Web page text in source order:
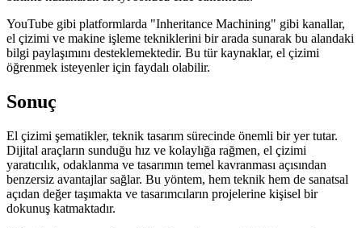
YouTube gibi platformlarda "Inheritance Machining" gibi kanallar,
el çizimi ve makine işleme tekniklerini bir arada sunarak bu alandaki
bilgi paylaşımını desteklemektedir. Bu tür kaynaklar, el çizimi
öğrenmek isteyenler için faydalı olabilir.
Sonuç
El çizimi şematikler, teknik tasarım sürecinde önemli bir yer tutar.
Dijital araçların sunduğu hız ve kolaylığa rağmen, el çizimi
yaratıcılık, odaklanma ve tasarımın temel kavranması açısından
benzersiz avantajlar sağlar. Bu yöntem, hem teknik hem de sanatsal
açıdan değer taşımakta ve tasarımcıların projelerine kişisel bir
dokunuş katmaktadır.